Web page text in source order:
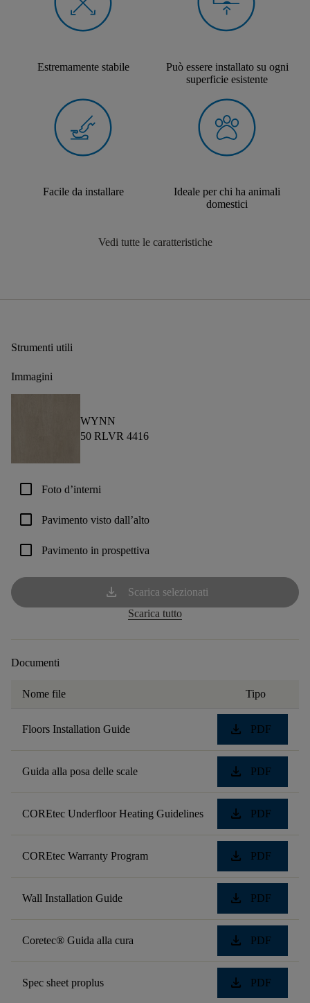
Estremamente stabile
Può essere installato su ogni
superficie esistente
Facile da installare
Ideale per chi ha animali
domestici
Vedi tutte le caratteristiche
Strumenti utili
Immagini
WYNN
50 RLVR 4416
check_box_outline_blank Foto d’interni
check_box_outline_blank Pavimento visto dall’alto
check_box_outline_blank Pavimento in prospettiva
download
Scarica selezionati
Scarica tutto
Documenti
Nome file Tipo
Floors Installation Guide download PDF
Guida alla posa delle scale download PDF
COREtec Underfloor Heating Guidelines download PDF
COREtec Warranty Program download PDF
Wall Installation Guide download PDF
Coretec® Guida alla cura download PDF
Spec sheet proplus download PDF